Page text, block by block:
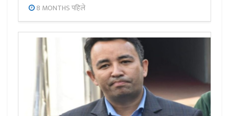
8 MONTHS पहिले